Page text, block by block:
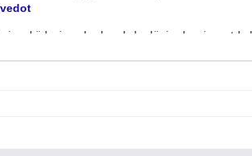
sekä huippuluokan kylpylä, jonka vieraat
kunnostaan ja hyvin
Aamiaisbuffet on kattava, palvelee